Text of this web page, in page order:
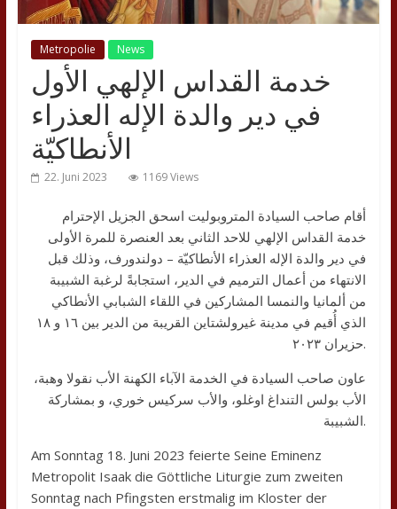
Metropolie News
خدمة القداس الإلهي الأول
في دير والدة الإله العذراء
الأنطاكيّة
22. Juni 2023 1169 Views
أقام صاحب السيادة المتروبوليت اسحق الجزيل الإحترام
خدمة القداس الإلهي للاحد الثاني بعد العنصرة للمرة الأولى
في دير والدة الإله العذراء الأنطاكيّة – دولندورف، وذلك قبل
الانتهاء من أعمال الترميم في الدير، استجابةً لرغبة الشبيبة
من ألمانيا والنمسا المشاركين في اللقاء الشبابي الأنطاكي
الذي أُقيم في مدينة غيرولشتاين القريبة من الدير بين ١٦ و ١٨
حزيران ٢٠٢٣.
عاون صاحب السيادة في الخدمة الآباء الكهنة الأب نقولا وهبة،
الأب بولس التنداغ اوغلو، والأب سركيس خوري، و بمشاركة
الشبيبة.
Am Sonntag 18. Juni 2023 feierte Seine Eminenz
Metropolit Isaak die Göttliche Liturgie zum zweiten
Sonntag nach Pfingsten erstmalig im Kloster der